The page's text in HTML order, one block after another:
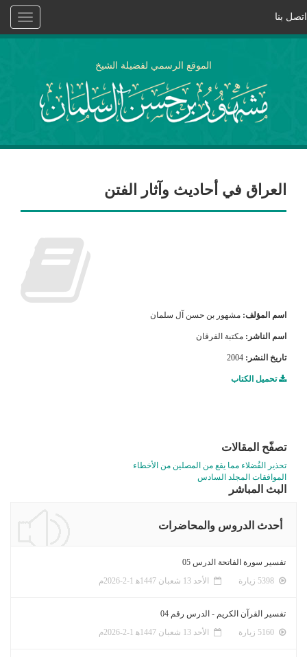
Toggle
اتصل بنا
الموقع الرسمي لفضيلة الشيخ
العراق في أحاديث وآثار الفتن
اسم المؤلف: مشهور بن حسن آل سلمان
اسم الناشر: مكتبة الفرقان
تاريخ النشر: 2004
تحميل الكتاب
تصفّح المقالات
تحذير الفُضلاء مما يقع من المصلين من الأخطاء
الموافقات المجلد السادس
البث المباشر
أحدث الدروس والمحاضرات
تفسير سورة الفاتحة الدرس 05
الأحد 13 شعبان 1447ﻫ 1-2-2026م
تفسير القرآن الكريم - الدرس رقم 04
الأحد 13 شعبان 1447ﻫ 1-2-2026م